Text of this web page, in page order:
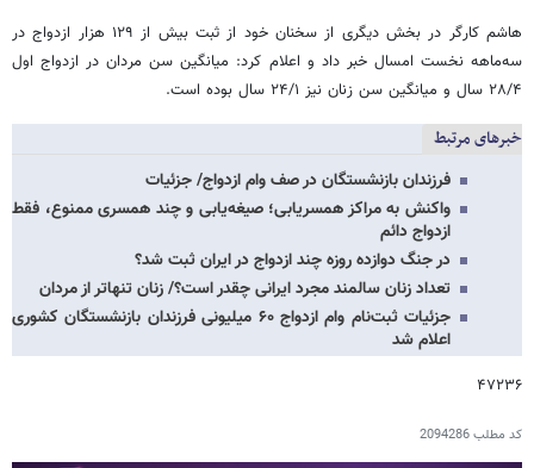
هاشم کارگر در بخش دیگری از سخنان خود از ثبت بیش از ۱۲۹ هزار ازدواج در
سه‌ماهه نخست امسال خبر داد و اعلام کرد: میانگین سن مردان در ازدواج اول
۲۸/۴ سال و میانگین سن زنان نیز ۲۴/۱ سال بوده است.
خبرهای مرتبط
فرزندان بازنشستگان در صف وام ازدواج/ جزئیات
واکنش به مراکز همسریابی؛ صیغه‌یابی و چند همسری ممنوع، فقط
ازدواج دائم
در جنگ دوازده روزه چند ازدواج در ایران ثبت شد؟
تعداد زنان سالمند مجرد ایرانی چقدر است؟/ زنان تنهاتر از مردان
جزئیات ثبت‌نام وام ازدواج ۶۰ میلیونی فرزندان بازنشستگان کشوری
اعلام شد
۴۷۲۳۶
کد مطلب2094286